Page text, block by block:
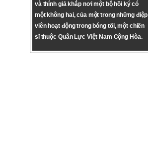
và thính giả khắp nơi một bộ hồi ký có
một không hai, của một trong những điệp
viên hoạt động trong bóng tối, một chiến
sĩ thuộc Quân Lực Việt Nam Cộng Hòa.